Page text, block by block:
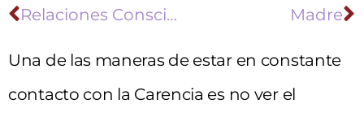
Relaciones Conscientes 1: Idioma del Amor (Video) Madre
Una de las maneras de estar en constante
contacto con la Carencia es no ver el